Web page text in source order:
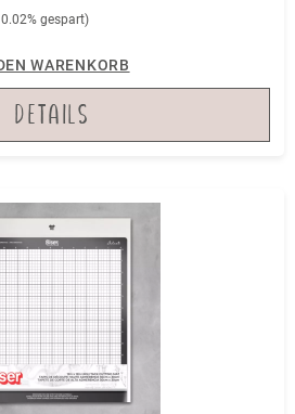
zur Hand hast, sind
im Set enthalten.
gespart)
WARENKORB
DETAILS